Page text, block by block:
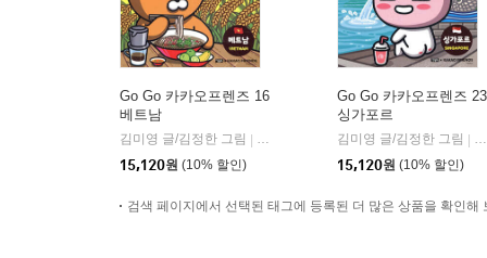
Go Go 카카오프렌즈 16
베트남
김미영 글/김정한 그림
아울북
15,120원 (10% 할인)
Go Go 카카오프렌즈 23
싱가포르
김미영 글/김정한 그림
15,120원 (10% 할인)
검색 페이지에서 선택된 태그에 등록된 더 많은 상품을 확인해